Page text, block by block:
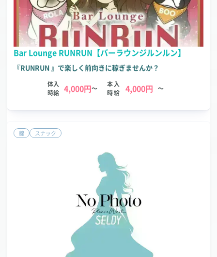
Bar Lounge RUNRUN【バーラウンジルンルン】
『RUNRUN 』で楽しく前向きに稼ぎませんか？
体入
時給 4,000円～
本入
時給
4,000円 ～
錦 スナック